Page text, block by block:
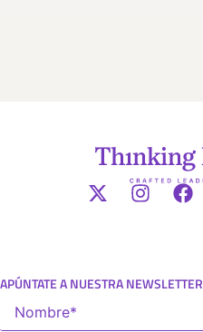
APÚNTATE A NUESTRA NEWSLETTER